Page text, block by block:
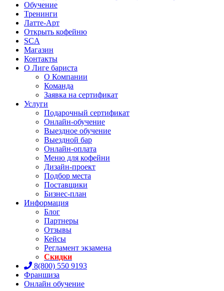
Обучение
Тренинги
Латте-Арт
Открыть кофейню
SCA
Магазин
Контакты
О Лиге бариста
О Компании
Команда
Заявка на сертификат
Услуги
Подарочный сертификат
Онлайн-обучение
Выездное обучение
Выездной бар
Онлайн-оплата
Меню для кофейни
Дизайн-проект
Подбор места
Поставщики
Бизнес-план
Информация
Блог
Партнеры
Отзывы
Кейсы
Регламент экзамена
Скидки
8(800) 550 9193
Франшиза
Онлайн обучение